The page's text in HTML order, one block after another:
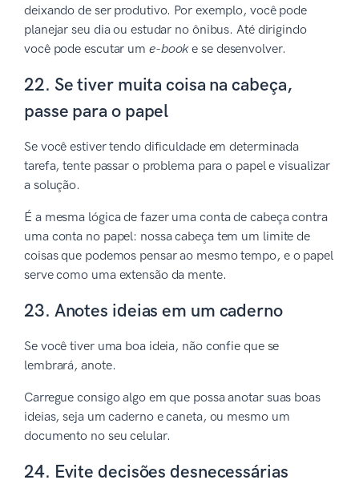
deixando de ser produtivo. Por exemplo, você pode
planejar seu dia ou estudar no ônibus. Até dirigindo
você pode escutar um e-booke se desenvolver.
22. Se tiver muita coisa na cabeça,
passe para o papel
Se você estiver tendo dificuldade em determinada
tarefa, tente passar o problema para o papel e visualizar
a solução.
É a mesma lógica de fazer uma conta de cabeça contra
uma conta no papel: nossa cabeça tem um limite de
coisas que podemos pensar ao mesmo tempo, e o papel
serve como uma extensão da mente.
23. Anotes ideias em um caderno
Se você tiver uma boa ideia, não confie que se
lembrará, anote.
Carregue consigo algo em que possa anotar suas boas
ideias, seja um caderno e caneta, ou mesmo um
documento no seu celular.
24. Evite decisões desnecessárias